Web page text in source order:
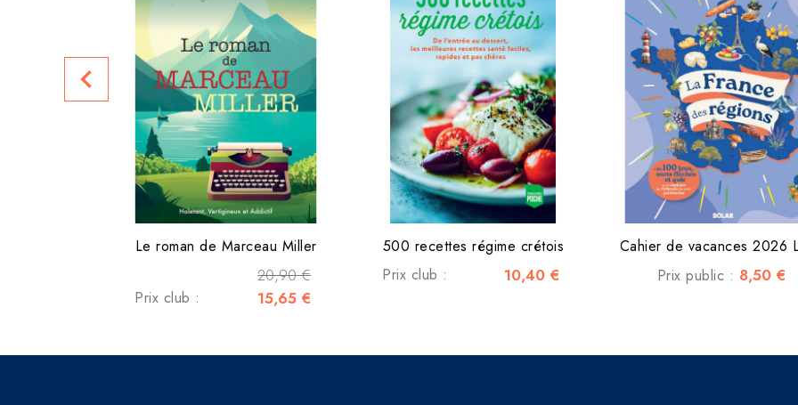
Le roman de Marceau Miller
20,90 €
Prix club : 15,65 €
500 recettes régime crétois
Prix club :
10,40 €
Cahier de vacances 2026
Prix public : 8,50 €
navigate_before